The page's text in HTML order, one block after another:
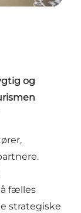
og
fælles
strategiske